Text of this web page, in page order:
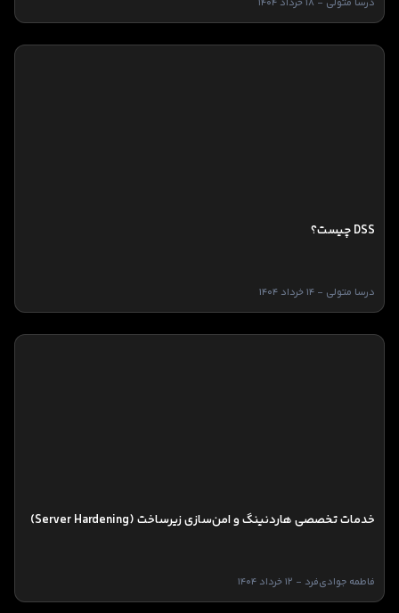
درسا متولی - 18 خرداد 1404
DSS چیست؟
درسا متولی - 14 خرداد 1404
خدمات تخصصی هاردنینگ و امن‌سازی زیرساخت (Server Hardening)
فاطمه جوادی‌فرد - 12 خرداد 1404